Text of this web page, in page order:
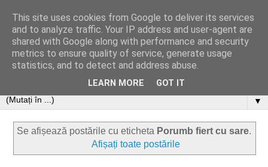
▼
Se afișează postările cu eticheta Porumb fiert cu sare.
Afișați toate postările
This site uses cookies from Google to deliver its services
and to analyze traffic. Your IP address and user-agent are
shared with Google along with performance and security
metrics to ensure quality of service, generate usage
statistics, and to detect and address abuse.
LEARN MORE GOT IT